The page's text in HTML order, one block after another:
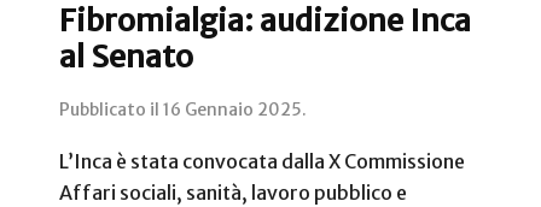
Fibromialgia: audizione Inca
al Senato
Pubblicato il 16 Gennaio 2025.
L’Inca è stata convocata dalla X Commissione
Affari sociali, sanità, lavoro pubblico e